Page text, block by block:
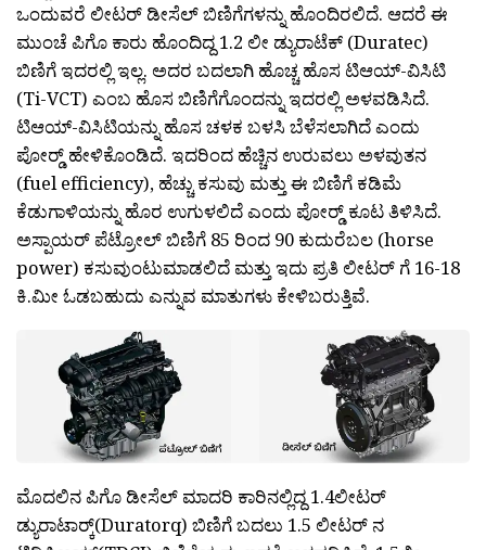
ಒಂದುವರೆ ಲೀಟರ್ ಡೀಸೆಲ್ ಬಿಣಿಗೆಗಳನ್ನು ಹೊಂದಿರಲಿದೆ. ಆದರೆ ಈ
ಮುಂಚೆ ಪಿಗೊ ಕಾರು ಹೊಂದಿದ್ದ 1.2 ಲೀ ಡ್ಯುರಾಟೆಕ್ (Duratec)
ಬಿಣಿಗೆ ಇದರಲ್ಲಿ ಇಲ್ಲ. ಅದರ ಬದಲಾಗಿ ಹೊಚ್ಚ ಹೊಸ ಟಿಆಯ್-ವಿಸಿಟಿ
(Ti-VCT) ಎಂಬ ಹೊಸ ಬಿಣಿಗೆಗೊಂದನ್ನು ಇದರಲ್ಲಿ ಅಳವಡಿಸಿದೆ.
ಟಿಆಯ್-ವಿಸಿಟಿಯನ್ನು ಹೊಸ ಚಳಕ ಬಳಸಿ ಬೆಳೆಸಲಾಗಿದೆ ಎಂದು
ಪೋರ‍್ಡ್ ಹೇಳಿಕೊಂಡಿದೆ. ಇದರಿಂದ ಹೆಚ್ಚಿನ ಉರುವಲು ಅಳವುತನ
(fuel efficiency), ಹೆಚ್ಚು ಕಸುವು ಮತ್ತು ಈ ಬಿಣಿಗೆ ಕಡಿಮೆ
ಕೆಡುಗಾಳಿಯನ್ನು ಹೊರ ಉಗುಳಲಿದೆ ಎಂದು ಪೋರ‍್ಡ್ ಕೂಟ ತಿಳಿಸಿದೆ.
ಅಸ್ಪಾಯರ್ ಪೆಟ್ರ‍ೋಲ್ ಬಿಣಿಗೆ 85 ರಿಂದ 90 ಕುದುರೆಬಲ (horse
power) ಕಸುವುಂಟುಮಾಡಲಿದೆ ಮತ್ತು ಇದು ಪ್ರತಿ ಲೀಟರ್ ಗೆ 16-18
ಕಿ.ಮೀ ಓಡಬಹುದು ಎನ್ನುವ ಮಾತುಗಳು ಕೇಳಿಬರುತ್ತಿವೆ.
ಮೊದಲಿನ ಪಿಗೊ ಡೀಸೆಲ್ ಮಾದರಿ ಕಾರಿನಲ್ಲಿದ್ದ 1.4ಲೀಟರ್
ಡ್ಯುರಾಟಾರ‍್ಕ್(Duratorq) ಬಿಣಿಗೆ ಬದಲು 1.5 ಲೀಟರ್ ನ